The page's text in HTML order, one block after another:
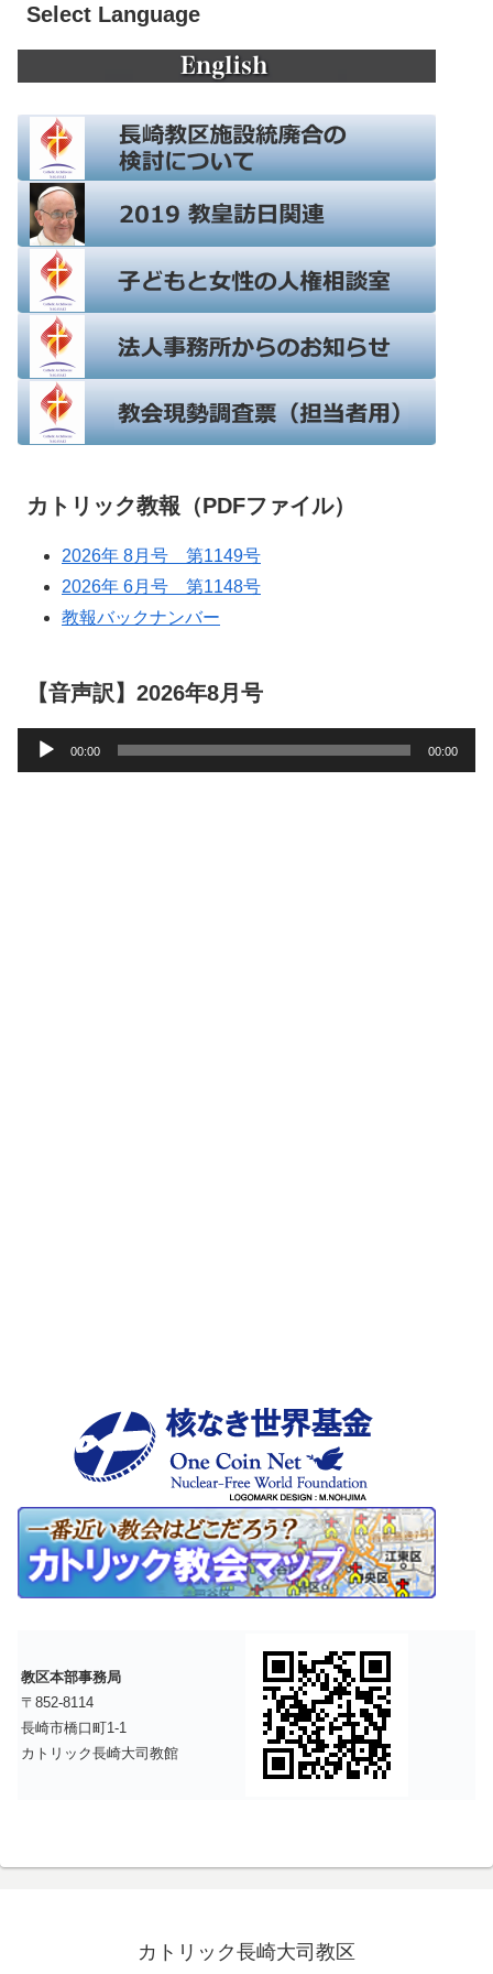
Select Language
カトリック教報（PDFファイル）
2026年 8月号 第1149号
2026年 6月号 第1148号
教報バックナンバー
【音声訳】2026年8月号
声
00:00 00:00
教区本部事務局
〒852-8114
長崎市橋口町1-1
カトリック長崎大司教館
カトリック長崎大司教区